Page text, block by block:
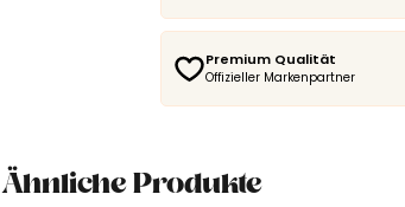
Premium Qualität
Offizieller Markenpartner
Ähnliche Produkte